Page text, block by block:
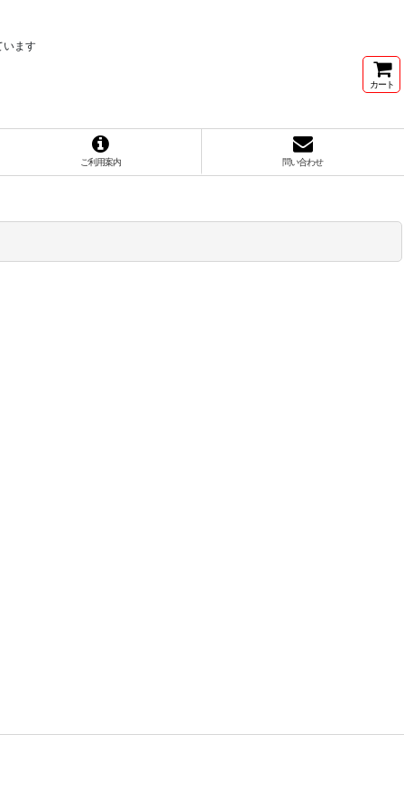
います
カート
ご利用案内 問い合わせ